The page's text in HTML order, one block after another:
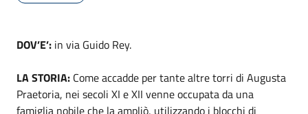
DOV’E’: in via Guido Rey.
LA STORIA: Come accadde per tante altre torri di Augusta
Praetoria, nei secoli XI e XII venne occupata da una
famiglia nobile che la ampliò, utilizzando i blocchi di